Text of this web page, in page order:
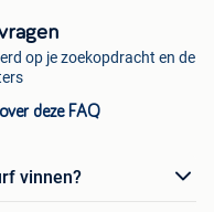
op je zoekopdracht en de
deze FAQ
vinnen?